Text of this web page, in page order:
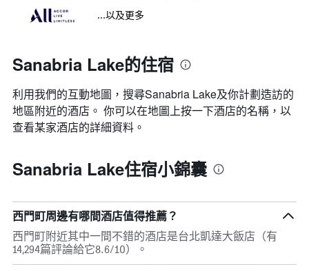
...以及更多
Sanabria Lake的住宿
利用我們的互動地圖，搜尋Sanabria Lake​及你計劃造訪的
地區附近的酒店。 你可以在地圖上按一下酒店的名稱，以
查看某家酒店的詳細資料。
Sanabria Lake住宿小錦囊
西門町周邊有哪間酒店值得推薦？
西門町附近其中一間不錯的酒店是台北凱達大飯店（有
14,294篇評論給它8.6/10）。